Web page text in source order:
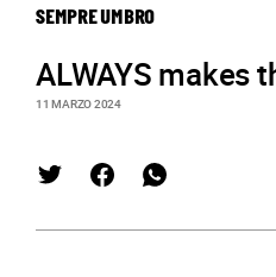
SEMPRE UMBRO
ALWAYS makes
11 MARZO 2024